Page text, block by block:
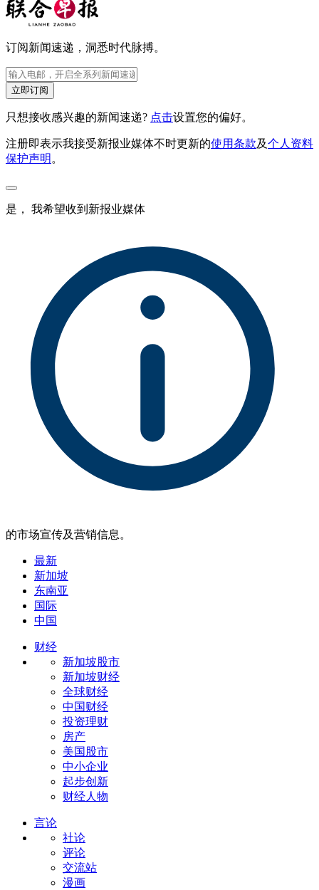
订阅新闻速递，洞悉时代脉搏。
立即订阅
只想接收感兴趣的新闻速递? 点击设置您的偏好。
注册即表示我接受新报业媒体不时更新的使用条款及个人资料
保护声明。
是， 我希望收到新报业媒体
的市场宣传及营销信息。
最新
新加坡
东南亚
国际
中国
财经
新加坡股市
新加坡财经
全球财经
中国财经
投资理财
房产
美国股市
中小企业
起步创新
财经人物
言论
社论
评论
交流站
漫画